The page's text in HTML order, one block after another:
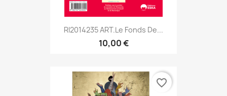
RI2014235 ART.Le Fonds De...
10,00 €
favorite_border